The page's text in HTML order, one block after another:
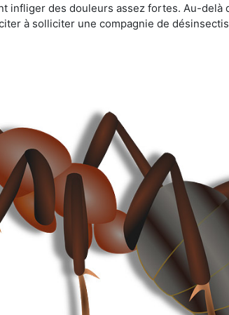
infliger des douleurs assez fortes. Au-
à solliciter une compagnie de